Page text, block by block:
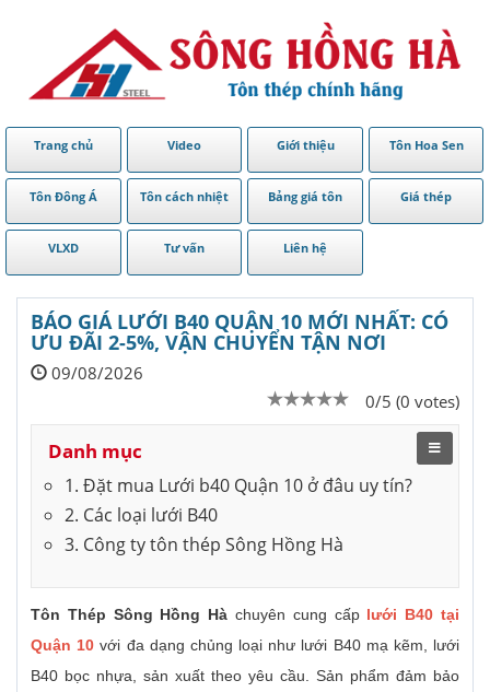
Trang chủ Video Giới thiệu Tôn Hoa Sen
Tôn Đông Á Tôn cách nhiệt Bảng giá tôn Giá thép
VLXD Tư vấn Liên hệ
BÁO GIÁ LƯỚI B40 QUẬN 10 MỚI NHẤT: CÓ
ƯU ĐÃI 2-5%, VẬN CHUYỂN TẬN NƠI
09/08/2026
0/5 (0 votes)
Danh mục
1. Đặt mua Lưới b40 Quận 10 ở đâu uy tín?
2. Các loại lưới B40
3. Công ty tôn thép Sông Hồng Hà
Tôn Thép Sông Hồng Hà chuyên cung cấp lưới B40 tại
Quận 10 với đa dạng chủng loại như lưới B40 mạ kẽm, lưới
B40 bọc nhựa, sản xuất theo yêu cầu. Sản phẩm đảm bảo